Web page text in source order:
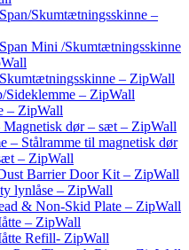
Skumtætningsskinne –
Mini /Skumtætningsskinne
– ZipWall
Sideklemme – ZipWall
– ZipWall
dør – sæt – ZipWall
– Stålramme til magnetisk dør
– ZipWall
Barrier Door Kit – ZipWall
lynlåse – ZipWall
& Non-Skid Plate – ZipWall
– ZipWall
Refill- ZipWall